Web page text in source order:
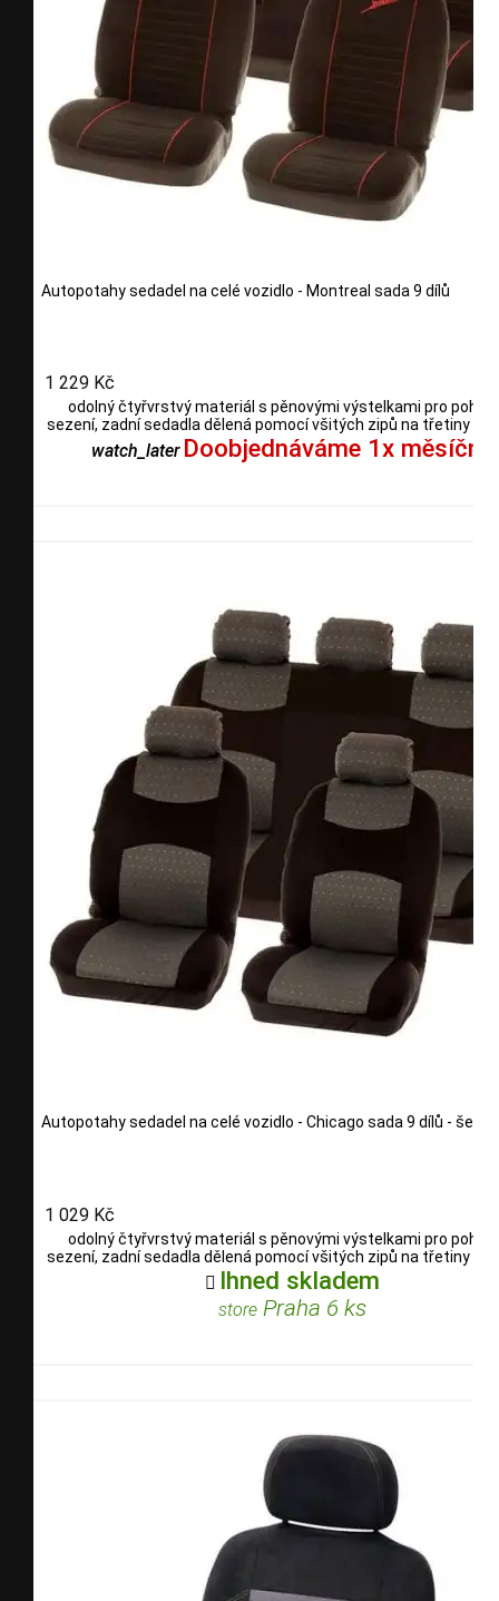
Autopotahy sedadel na celé vozidlo - Montreal sada 9 dílů
1 229 Kč
odolný čtyřvrstvý materiál s pěnovými výstelkami pro
sezení, zadní sedadla dělená pomocí všitých zipů na třetiny i
watch_later Doobjednáváme 1x měsíčně
Autopotahy sedadel na celé vozidlo - Chicago sada 9 dílů - šedé
1 029 Kč
odolný čtyřvrstvý materiál s pěnovými výstelkami pro
sezení, zadní sedadla dělená pomocí všitých zipů na třetiny i
 Ihned skladem
storePraha 6 ks